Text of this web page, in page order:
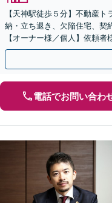
【天神駅徒歩５分】不動産
納・立ち退き、欠陥住宅、契
【オーナー様／個人】依頼
交渉いたします。まずは電話
電話でお問い合わ